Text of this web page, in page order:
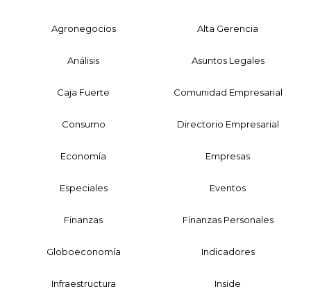
Agronegocios Alta Gerencia
Análisis Asuntos Legales
Caja Fuerte Comunidad Empresarial
Consumo Directorio Empresarial
Economía Empresas
Especiales Eventos
Finanzas Finanzas Personales
Globoeconomía Indicadores
Infraestructura Inside